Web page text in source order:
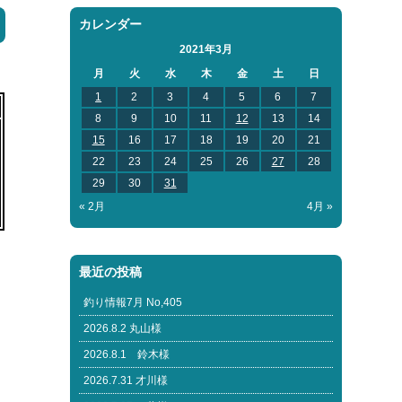
カレンダー
2021年3月
月
火 水 木 金 土
日
1
2 3 4 5 6
7
8
9 10 11 12 13
14
15
16 17 18 19 20
21
22
23 24 25 26 27
28
29
30
31
« 2月
4月 »
最近の投稿
釣り情報7月 No,405
2026.8.2 丸山様
2026.8.1 鈴木様
2026.7.31 才川様